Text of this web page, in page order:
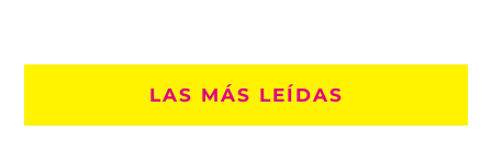
LAS MÁS LEÍDAS